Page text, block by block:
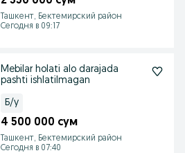
Ташкент, Бектемирский район
Сегодня в 09:17
Mebilar holati alo darajada
pashti ishlatilmagan
Б/у
4 500 000 сум
Ташкент, Бектемирский район
Сегодня в 07:40